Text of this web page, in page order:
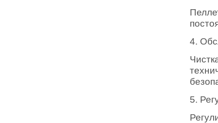
4.
5.